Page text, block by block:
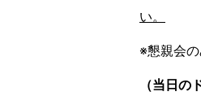
い。
※懇親会
（当日